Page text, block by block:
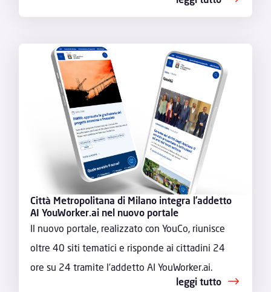
Città Metropolitana di Milano integra l’addetto
AI YouWorker.ai nel nuovo portale
Il nuovo portale, realizzato con YouCo, riunisce
oltre 40 siti tematici e risponde ai cittadini 24
ore su 24 tramite l’addetto AI YouWorker.ai.
leggi tutto